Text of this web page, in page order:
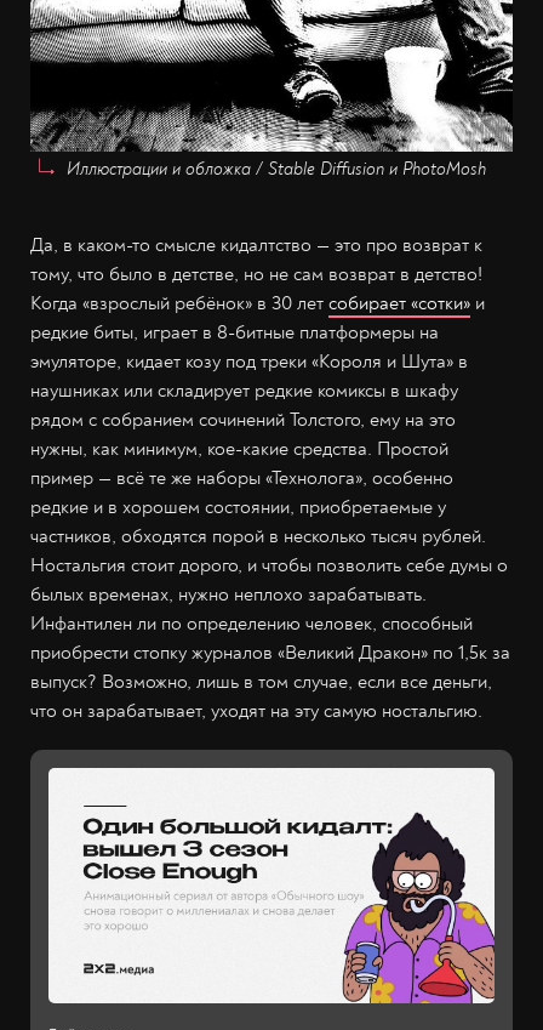
Иллюстрации и обложка / Stable Diffusion и PhotoMosh
Да, в каком-то смысле кидалтство — это про возврат к
тому, что было в детстве, но не сам возврат в детство!
Когда «взрослый ребёнок» в 30 лет собирает «сотки» и
редкие биты, играет в 8-битные платформеры на
эмуляторе, кидает козу под треки «Короля и Шута» в
наушниках или складирует редкие комиксы в шкафу
рядом с собранием сочинений Толстого, ему на это
нужны, как минимум, кое-какие средства. Простой
пример — всё те же наборы «Технолога», особенно
редкие и в хорошем состоянии, приобретаемые у
частников, обходятся порой в несколько тысяч рублей.
Ностальгия стоит дорого, и чтобы позволить себе думы о
былых временах, нужно неплохо зарабатывать.
Инфантилен ли по определению человек, способный
приобрести стопку журналов «Великий Дракон» по 1,5к за
выпуск? Возможно, лишь в том случае, если все деньги,
что он зарабатывает, уходят на эту самую ностальгию.